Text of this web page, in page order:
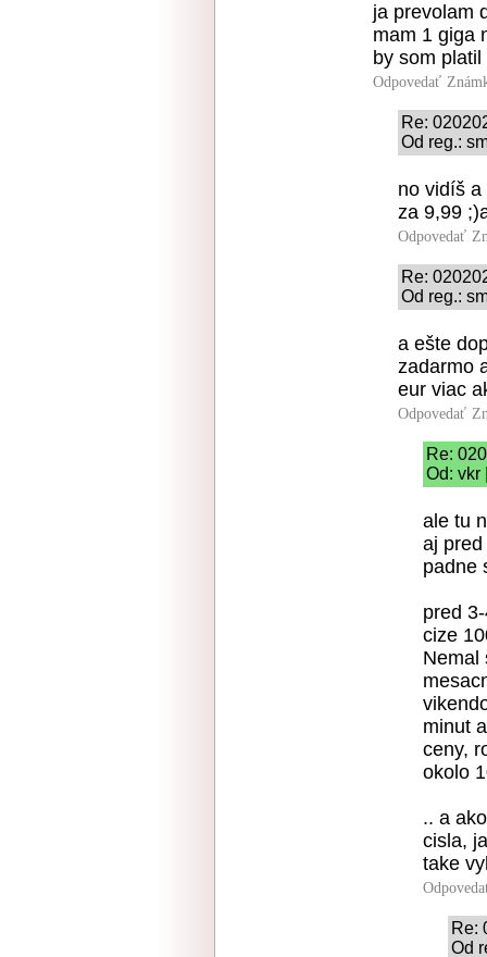
ja prevolam
mam 1 giga
by som
Odpovedať
Re:
Od reg.:
no vidíš
za 9,99
Odpovedať
Re:
Od reg.:
a ešte
zadarmo
eur viac
Odpovedať
Re:
Od: vkr
ale tu
aj
padne
pred
cize
Nemal
minut
ceny,
okolo
.. a
cisla,
take
Re:
Od